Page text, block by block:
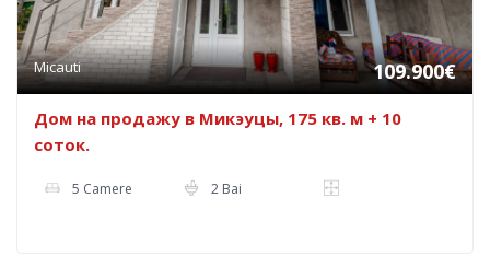
Micauti 109.900€
Дом на продажу в Микэуцы, 175 кв. м + 10
соток.
5 Camere 2 Bai